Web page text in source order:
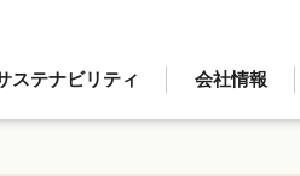
ステナビリティ 会社情報